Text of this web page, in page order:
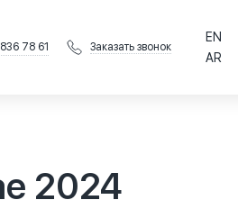
78 61 Заказать звонок
EN
AR
2024